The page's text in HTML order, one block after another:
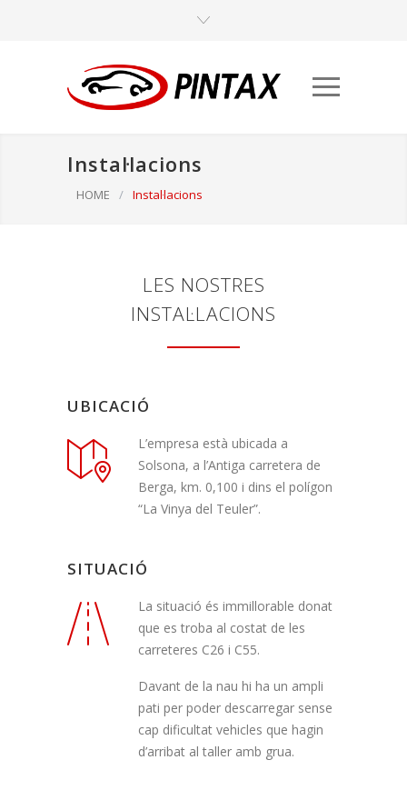
Instal·lacions
HOME / Instal·lacions
LES NOSTRES
INSTAL·LACIONS
UBICACIÓ
L’empresa està ubicada a
Solsona, a l’Antiga carretera de
Berga, km. 0,100 i dins el polígon
“La Vinya del Teuler”.
SITUACIÓ
La situació és immillorable donat
que es troba al costat de les
carreteres C26 i C55.
Davant de la nau hi ha un ampli
pati per poder descarregar sense
cap dificultat vehicles que hagin
d’arribat al taller amb grua.